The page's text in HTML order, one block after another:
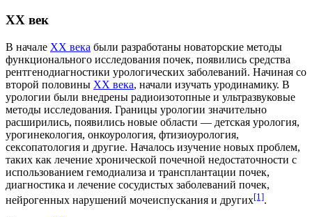
XX век
В начале XX века были разработаны новаторские методы
функционального исследования почек, появились средства
рентгенодиагностики урологических заболеваний. Начиная со
второй половины XX века, начали изучать уродинамику. В
урологии были внедрены радиоизотопные и ультразвуковые
методы исследования. Границы урологии значительно
расширились, появились новые области — детская урология,
урогинекология, онкоурология, фтизиоурология,
сексопатология и другие. Началось изучение новых проблем,
таких как лечение хронической почечной недостаточности с
использованием гемодиализа и трансплантации почек,
диагностика и лечение сосудистых заболеваний почек,
нейрогенных нарушений мочеиспускания и других[1].